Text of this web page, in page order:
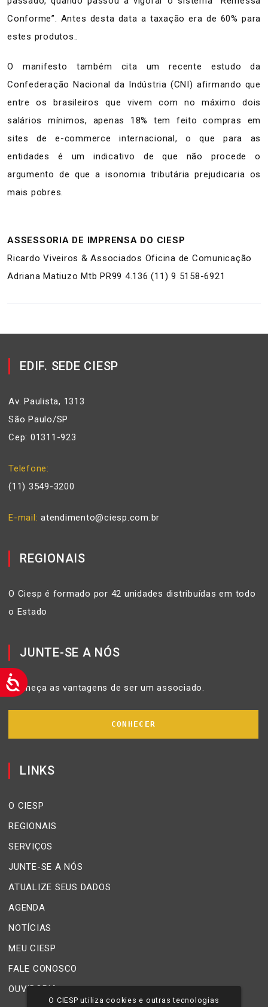
Conforme”. Antes desta data a taxação era de 60% para
estes produtos..
O manifesto também cita um recente estudo da
Confederação Nacional da Indústria (CNI) afirmando que
entre os brasileiros que vivem com no máximo dois
salários mínimos, apenas 18% tem feito compras em
sites de e-commerce internacional, o que para as
entidades é um indicativo de que não procede o
argumento de que a isonomia tributária prejudicaria os
mais pobres.
ASSESSORIA DE IMPRENSA DO CIESP
Ricardo Viveiros & Associados Oficina de Comunicação
Adriana Matiuzo Mtb PR99 4.136 (11) 9 5158-6921
EDIF. SEDE CIESP
Av. Paulista, 1313
São Paulo/SP
Cep: 01311-923
Telefone
(11) 3549-3200
E-mail atendimento@ciesp.com.br
REGIONAIS
O Ciesp é formado por 42 unidades distribuídas em todo
o Estado
JUNTE-SE A NÓS
Conheça as vantagens de ser um associado.
CONHECER
LINKS
O CIESP
REGIONAIS
SERVIÇOS
JUNTE-SE A NÓS
ATUALIZE SEUS DADOS
AGENDA
NOTÍCIAS
MEU CIESP
FALE CONOSCO
OUVIDORIA
O CIESP utiliza cookies e outras tecnologias